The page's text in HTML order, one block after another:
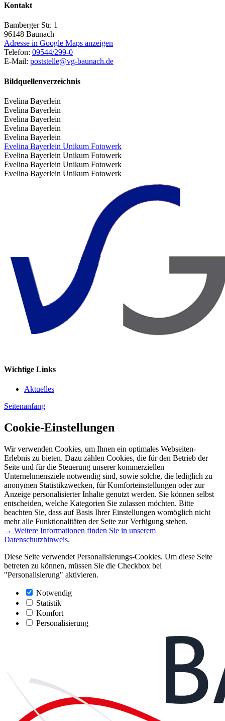
Kontakt
Bamberger Str. 1
96148 Baunach
Adresse in Google Maps anzeigen
Telefon: 09544/299-0
E-Mail: poststelle@vg-baunach.de
Bildquellenverzeichnis
Evelina Bayerlein
Evelina Bayerlein
Evelina Bayerlein
Evelina Bayerlein
Evelina Bayerlein
Evelina Bayerlein Unikum Fotowerk
Evelina Bayerlein Unikum Fotowerk
Evelina Bayerlein Unikum Fotowerk
Evelina Bayerlein Unikum Fotowerk
Wichtige Links
Aktuelles
Seitenanfang
Cookie-Einstellungen
Wir verwenden Cookies, um Ihnen ein optimales Webseiten-
Erlebnis zu bieten. Dazu zählen Cookies, die für den Betrieb der
Seite und für die Steuerung unserer kommerziellen
Unternehmensziele notwendig sind, sowie solche, die lediglich zu
anonymen Statistikzwecken, für Komforteinstellungen oder zur
Anzeige personalisierter Inhalte genutzt werden. Sie können selbst
entscheiden, welche Kategorien Sie zulassen möchten. Bitte
beachten Sie, dass auf Basis Ihrer Einstellungen womöglich nicht
mehr alle Funktionalitäten der Seite zur Verfügung stehen.
→ Weitere Informationen finden Sie in unserem
Datenschutzhinweis.
Diese Seite verwendet Personalisierungs-Cookies. Um diese Seite
betreten zu können, müssen Sie die Checkbox bei
"Personalisierung" aktivieren.
Notwendig
Statistik
Komfort
Personalisierung